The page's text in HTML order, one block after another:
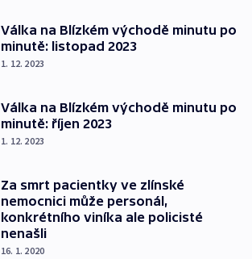
Válka na Blízkém východě minutu po
minutě: listopad 2023
1. 12. 2023
Válka na Blízkém východě minutu po
minutě: říjen 2023
1. 12. 2023
Za smrt pacientky ve zlínské
nemocnici může personál,
konkrétního viníka ale policisté
nenašli
16. 1. 2020